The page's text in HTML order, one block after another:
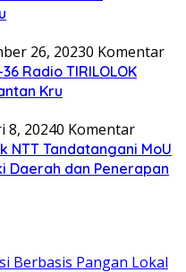
26, 20230 Komentar
Radio TIRILOLOK
Kru
8, 20240 Komentar
NTT Tandatangani MoU
Daerah dan Penerapan